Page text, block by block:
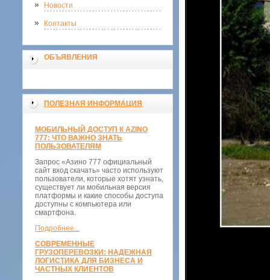
Новости
Контакты
ОБЪЯВЛЕНИЯ
ПОЛЕЗНАЯ ИНФОРМАЦИЯ
МОБИЛЬНЫЙ ДОСТУП К AZINO
777: ЧТО ВАЖНО ЗНАТЬ
ПОЛЬЗОВАТЕЛЯМ
Запрос «Азино 777 официальный
сайт вход скачать» часто используют
пользователи, которые хотят узнать,
существует ли мобильная версия
платформы и какие способы доступа
доступны с компьютера или
смартфона.
Подробнее...
СОВРЕМЕННЫЕ
ГРУЗОПЕРЕВОЗКИ: НАДЕЖНАЯ
ЛОГИСТИКА ДЛЯ БИЗНЕСА И
ЧАСТНЫХ КЛИЕНТОВ